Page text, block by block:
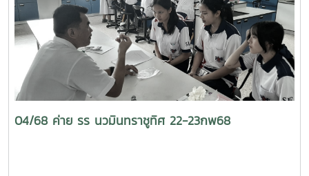
04/68 ค่าย รร นวมินทราชูทิศ 22-23กพ68